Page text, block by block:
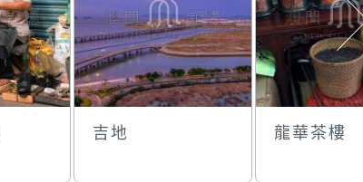
吉地 龍華茶樓